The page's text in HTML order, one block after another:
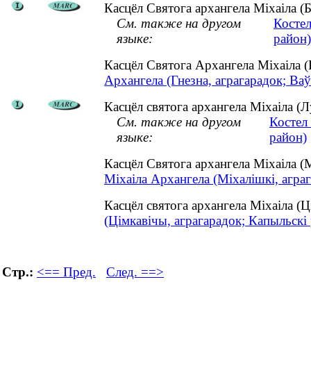
Касцёл Святога архангела Міхаіла
См. также на другом
языке:
район)
Касцёл Святога Архангела
Архангела (Гнезна, аграгарадок;
Касцёл святога архангела Міхаіла
См. также на другом
языке:
район)
Касцёл Святога архангела Міхаіла
Міхаіла Архангела (Міхалішкі,
Касцёл святога архангела Міхаіла
(Цімкавічы, аграгарадок; Капыльскі
Стр.: <== Пред. След. ==>